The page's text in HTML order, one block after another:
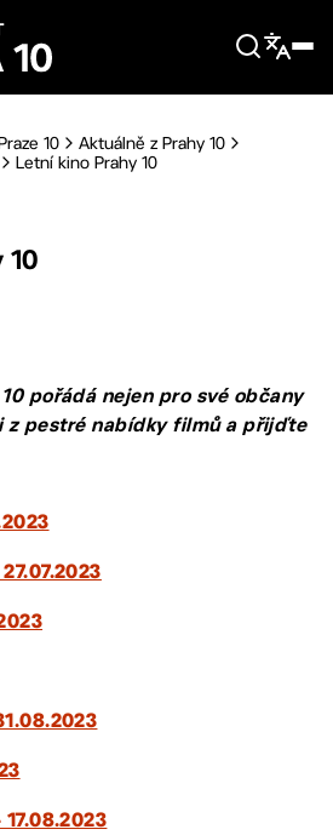
10
Aktuálně z Prahy 10
Letní kino Prahy 10
10
pořádá nejen pro své občany
z pestré nabídky filmů a přijďte